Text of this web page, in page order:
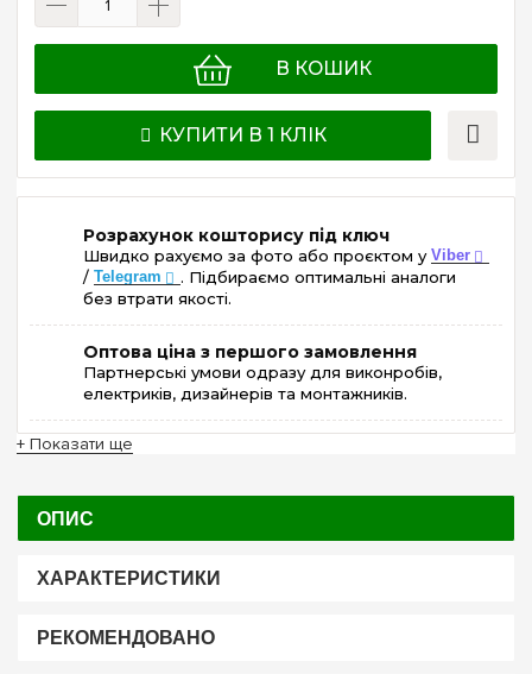
В КОШИК
КУПИТИ В 1 КЛІК
Розрахунок кошторису під ключ
Швидко рахуємо за фото або проєктом у Viber
/ Telegram
. Підбираємо оптимальні аналоги
без втрати якості.
Оптова ціна з першого замовлення
Партнерські умови одразу для виконробів,
електриків, дизайнерів та монтажників.
+ Показати ще
ОПИС
ХАРАКТЕРИСТИКИ
РЕКОМЕНДОВАНО